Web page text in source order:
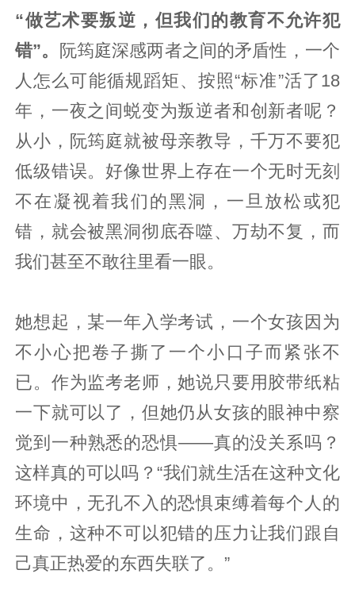
“做艺术要叛逆，但我们的教育不允许犯
错”。
阮筠庭深感两者之间的矛盾性，一个
人怎么可能循规蹈矩、按照“标准”活了18
年，一夜之间蜕变为叛逆者和创新者呢？
从小，阮筠庭就被母亲教导，千万不要犯
低级错误。好像世界上存在一个无时无刻
不在凝视着我们的黑洞，一旦放松或犯
错，就会被黑洞彻底吞噬、万劫不复，而
我们甚至不敢往里看一眼。
她想起，某一年入学考试，一个女孩因为
不小心把卷子撕了一个小口子而紧张不
已。作为监考老师，她说只要用胶带纸粘
一下就可以了，但她仍从女孩的眼神中察
觉到一种熟悉的恐惧——真的没关系吗？
这样真的可以吗？“我们就生活在这种文化
环境中，无孔不入的恐惧束缚着每个人的
生命，这种不可以犯错的压力让我们跟自
己真正热爱的东西失联了。”